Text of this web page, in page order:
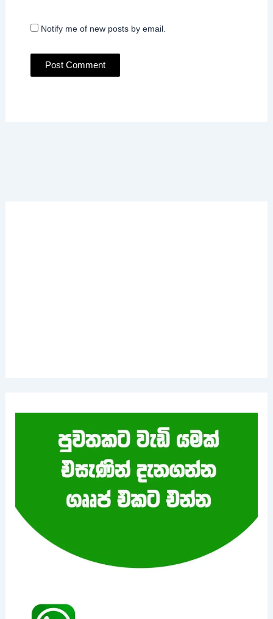
Notify me of new posts by email.